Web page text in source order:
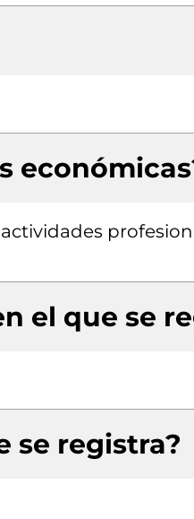
el que se
se registra?